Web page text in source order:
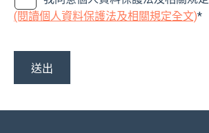
(閱讀個人資料保護法及相關規定全文)*